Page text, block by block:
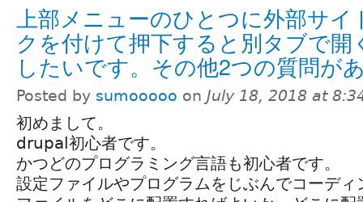
上部メニューのひとつに外部サイ
クを付けて押下すると別タブで開
したいです。その他2つの質問が
Posted by sumooooo on July 18, 2018 at
初めまして。
drupal初心者です。
かつどのプログラミング言語も初心者です。
設定ファイルやプログラムをじぶんでコーデ